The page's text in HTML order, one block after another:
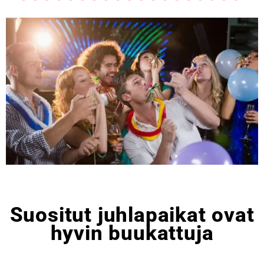
Suositut juhlapaikat ovat
hyvin buukattuja